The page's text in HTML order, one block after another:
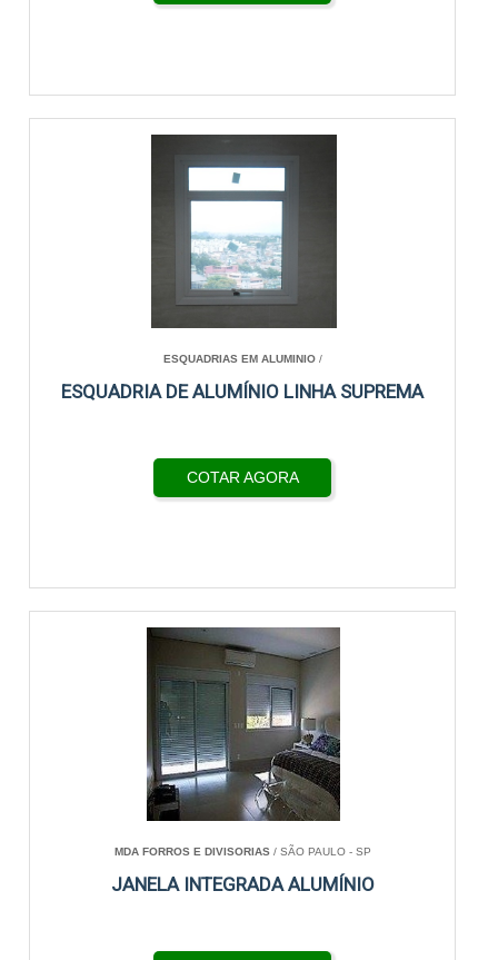
ESQUADRIAS EM ALUMINIO/
ESQUADRIA DE ALUMÍNIO LINHA SUPREMA
COTAR AGORA
MDA FORROS E DIVISORIAS/ SÃO PAULO - SP
JANELA INTEGRADA ALUMÍNIO